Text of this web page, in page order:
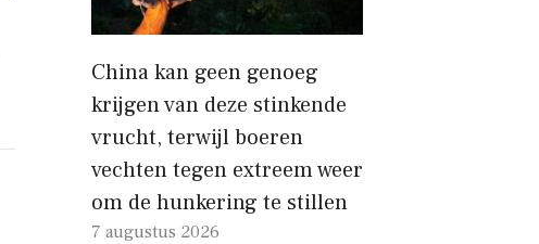
China kan geen genoeg
krijgen van deze stinkende
vrucht, terwijl boeren
vechten tegen extreem weer
om de hunkering te stillen
7 augustus 2026